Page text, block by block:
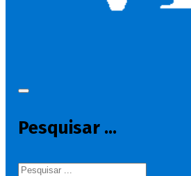
Pesquisar ...
Pesquisar